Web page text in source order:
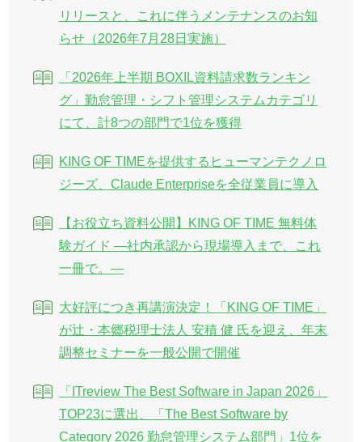
リリースと、これに伴うメンテナンスのお知
らせ（2026年7月28日実施）
「2026年上半期 BOXIL資料請求数ランキン
グ」勤怠管理・シフト管理システムカテゴリ
にて、計8つの部門で1位を獲得
KING OF TIMEを提供するヒューマンテクノロ
ジーズ、Claude Enterpriseを全従業員に導入
【お役立ち資料公開】KING OF TIME 無料体
験ガイド ―社内承認から現場導入まで、これ
一冊で。―
大好評につき再講演決定！「KING OF TIME」
が辻・本郷税理士法人 安積 健 氏を迎え、年末
調整セミナーを一般公開で開催
「ITreview The Best Software in Japan 2026」
TOP23に選出、「The Best Software by
Category 2026 勤怠管理システム部門」1位を